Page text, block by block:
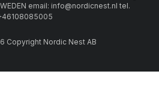
email: info@nordicnest.nl tel.
Copyright Nordic Nest AB